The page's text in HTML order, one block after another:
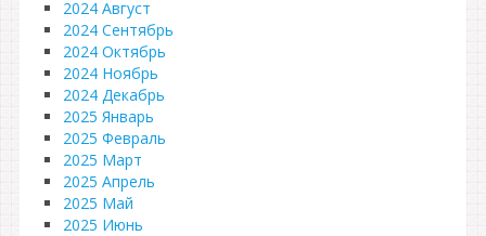
2024 Август
2024 Сентябрь
2024 Октябрь
2024 Ноябрь
2024 Декабрь
2025 Январь
2025 Февраль
2025 Март
2025 Апрель
2025 Май
2025 Июнь